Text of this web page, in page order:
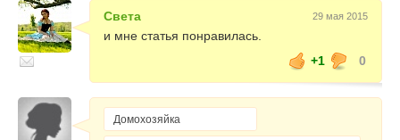
Света 29 мая 2015
и мне статья понравилась.
+1
0